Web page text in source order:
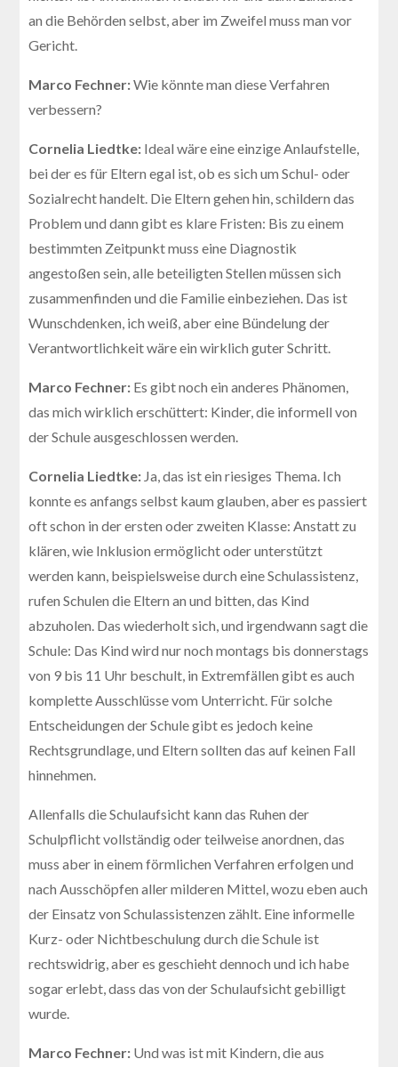
an die Behörden selbst, aber im Zweifel muss man vor
Gericht.
Marco Fechner:Wie könnte man diese Verfahren
verbessern?
Cornelia Liedtke: Ideal wäre eine einzige Anlaufstelle,
bei der es für Eltern egal ist, ob es sich um Schul- oder
Sozialrecht handelt. Die Eltern gehen hin, schildern das
Problem und dann gibt es klare Fristen: Bis zu einem
bestimmten Zeitpunkt muss eine Diagnostik
angestoßen sein, alle beteiligten Stellen müssen sich
zusammenfinden und die Familie einbeziehen. Das ist
Wunschdenken, ich weiß, aber eine Bündelung der
Verantwortlichkeit wäre ein wirklich guter Schritt.
Marco Fechner: Es gibt noch ein anderes Phänomen,
das mich wirklich erschüttert: Kinder, die informell von
der Schule ausgeschlossen werden.
Cornelia Liedtke: Ja, das ist ein riesiges Thema. Ich
konnte es anfangs selbst kaum glauben, aber es passiert
oft schon in der ersten oder zweiten Klasse: Anstatt zu
klären, wie Inklusion ermöglicht oder unterstützt
werden kann, beispielsweise durch eine Schulassistenz,
rufen Schulen die Eltern an und bitten, das Kind
abzuholen. Das wiederholt sich, und irgendwann sagt die
Schule: Das Kind wird nur noch montags bis donnerstags
von 9 bis 11 Uhr beschult, in Extremfällen gibt es auch
komplette Ausschlüsse vom Unterricht. Für solche
Entscheidungen der Schule gibt es jedoch keine
Rechtsgrundlage, und Eltern sollten das auf keinen Fall
hinnehmen.
Allenfalls die Schulaufsicht kann das Ruhen der
Schulpflicht vollständig oder teilweise anordnen, das
muss aber in einem förmlichen Verfahren erfolgen und
nach Ausschöpfen aller milderen Mittel, wozu eben auch
der Einsatz von Schulassistenzen zählt. Eine informelle
Kurz- oder Nichtbeschulung durch die Schule ist
rechtswidrig, aber es geschieht dennoch und ich habe
sogar erlebt, dass das von der Schulaufsicht gebilligt
wurde.
Marco Fechner: Und was ist mit Kindern, die aus